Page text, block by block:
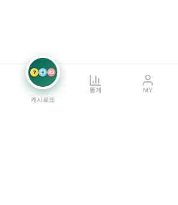
7 21 42
캐시로또
통계 MY